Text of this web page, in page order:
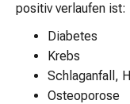
positiv verlaufen ist:
Diabetes
Krebs
Schlaganfall,
Osteoporose